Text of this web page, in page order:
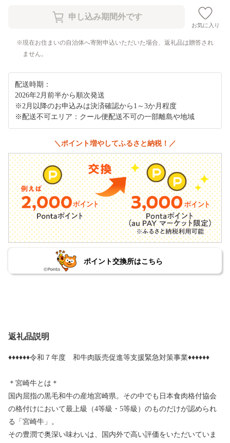
お気に入り
現在お住まいの自治体へ寄附申込いただいた場合、返礼品は贈答され
ません。
配送時期：
2026年2月前半から順次発送
※2月以降のお申込みは決済確認から1～3か月程度
※配送不可エリア：クール便配送不可の一部離島や地域
＼ポイント増やしてふるさと納税！／
ポイント交換所はこちら
返礼品説明
♦♦♦♦♦♦令和７年度 和牛肉販売促進等支援緊急対策事業♦♦♦♦♦♦
＊宮崎牛とは＊
国内屈指の黒毛和牛の産地宮崎県。その中でも日本食肉格付協会
の格付けにおいて最上級（4等級・5等級）のものだけが認められ
る「宮崎牛」。
その豊潤で奥深い味わいは、国内外で高い評価をいただいていま